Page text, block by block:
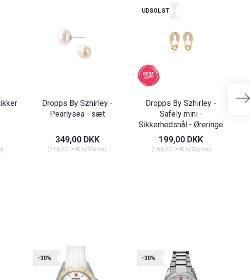
)
Dropps By Szhirley -
Pearlysea - sæt
349,00 DKK
(279,20 DKK u/Moms)
UDSOLGT
Dropps By Szhirley -
Safely mini -
Sikkerhedsnål - Øreringe
199,00 DKK
(159,20 DKKu/Moms)
-30% -30%